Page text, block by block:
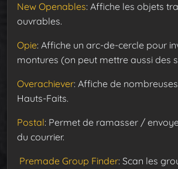
New Openables: Affiche les objets
ouvrables.
Opie: Affiche un arc-de-cercle pour
montures (on peut mettre aussi des
Overachiever: Affiche de
Hauts-Faits.
Postal: Permet de ramasser /
du courrier.
Premade Group Finder: Scan les